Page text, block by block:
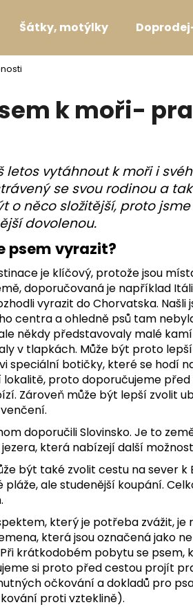
Šátky, motýlky
k moři-
letos vytáhnout k moři i
se svou rodinou a
o něco složitější, proto
dovolenou.
psem vyrazit?
je klíčový, protože jsou
doporučovaná je například
vyrazit do Chorvatska.
centra a ohledně psů tam
někdy představovaly malé
v tlapkách. Může být proto
speciální botičky, které se hodí
proto doporučujeme
Zároveň může být lepší zvolit
doporučili Slovinsko. Je to
která nabízejí další
být také zvolit cestu na sever
pláže, ale studenější koupání.
který je potřeba zvážit,
která jsou označená jako
krátkodobém pobytu se psem,
si proto před cestou projít
očkování a dokladů pro
proti vzteklině).
najít?
HLEDAT
S KYTIČKAMI WHITE